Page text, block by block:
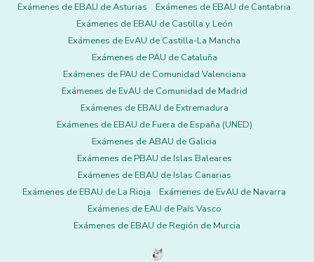
Exámenes de EBAU de Asturias
Exámenes de EBAU de Cantabria
Exámenes de EBAU de Castilla y León
Exámenes de EvAU de Castilla-La Mancha
Exámenes de PAU de Cataluña
Exámenes de PAU de Comunidad Valenciana
Exámenes de EvAU de Comunidad de Madrid
Exámenes de EBAU de Extremadura
Exámenes de EBAU de Fuera de España (UNED)
Exámenes de ABAU de Galicia
Exámenes de PBAU de Islas Baleares
Exámenes de EBAU de Islas Canarias
Exámenes de EBAU de La Rioja
Exámenes de EvAU de Navarra
Exámenes de EAU de País Vasco
Exámenes de EBAU de Región de Murcia